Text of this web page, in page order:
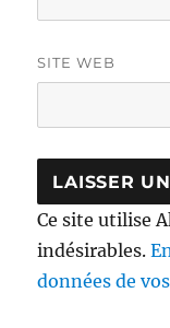
SITE WEB
Ce site utilise
indésirables.
données de